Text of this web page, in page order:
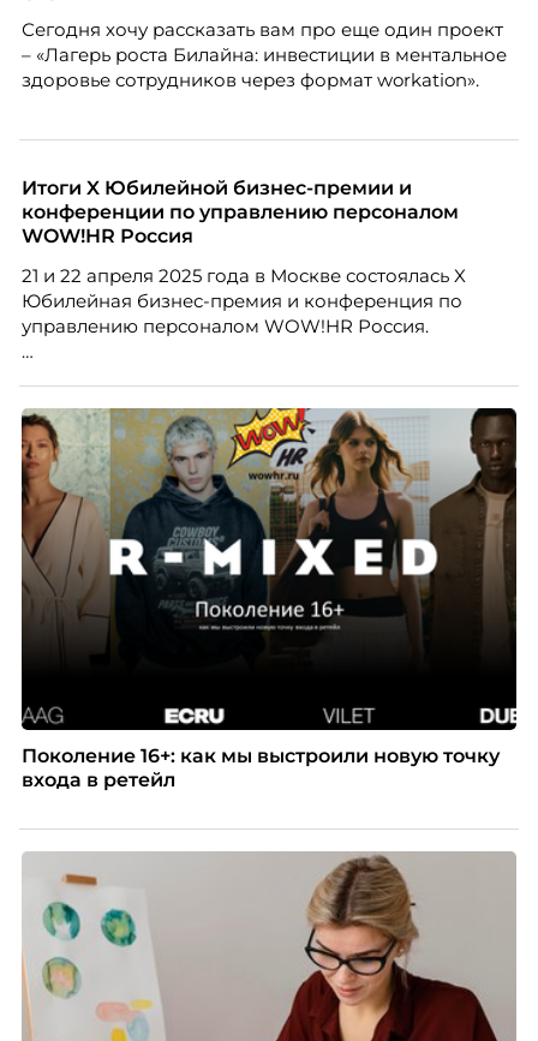
Сегодня хочу рассказать вам про еще один проект
– «Лагерь роста Билайна: инвестиции в ментальное
здоровье сотрудников через формат workation».
Итоги X Юбилейной бизнес-премии и
конференции по управлению персоналом
WOW!HR Россия
21 и 22 апреля 2025 года в Москве состоялась X
Юбилейная бизнес-премия и конференция по
управлению персоналом WOW!HR Россия.
номинантов и гостей мероприятия.
Поколение 16+: как мы выстроили новую точку
входа в ретейл